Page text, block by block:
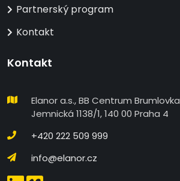
Partnerský program
Kontakt
Kontakt
Elanor a.s., BB Centrum Brumlovka
Jemnická 1138/1, 140 00 Praha 4
+420 222 509 999
info@elanor.cz